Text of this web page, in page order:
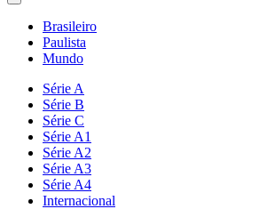
Brasileiro
Paulista
Mundo
Série A
Série B
Série C
Série A1
Série A2
Série A3
Série A4
Internacional